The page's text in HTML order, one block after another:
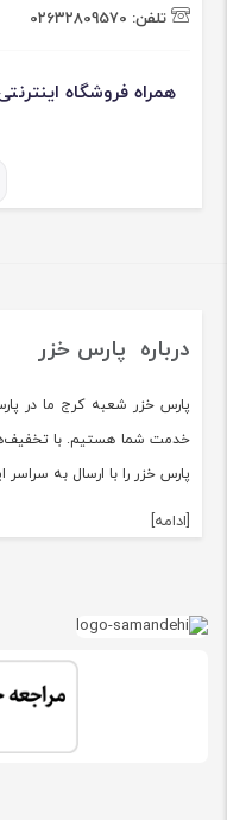
تلفن: 02632809570
همراه فروشگاه
درباره پارس خزر
خدمت شما هستیم. با
پارس خزر را با ارسال به سراسر
[ادامه]